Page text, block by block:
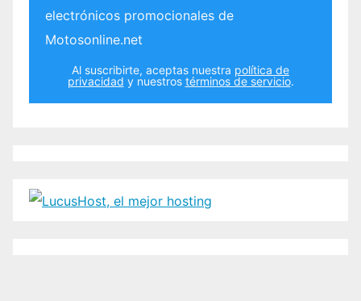
electrónicos promocionales de
Motosonline.net
Al suscribirte, aceptas nuestra política de
privacidad y nuestros términos de servicio.